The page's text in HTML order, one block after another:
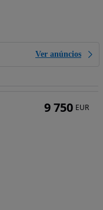
Ver anúncios
9 750 EUR